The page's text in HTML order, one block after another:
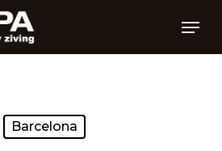
Menu
Barcelona